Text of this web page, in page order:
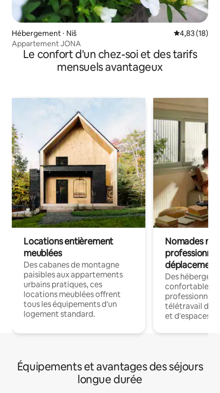
Hébergement ⋅ Niš Évaluation
4,83 (18)
Appartement JONA
Le confort d'un chez-soi et des tarifs
mensuels avantageux
Locations entièrement
meublées
Des cabanes de montagne
paisibles aux appartements
urbains pratiques, ces
locations meublées offrent
tous les équipements d'un
logement standard.
Nomades
déplacement
Des
confortables
professionnels
télétravail
et d'espaces
Équipements et avantages des séjours
longue durée